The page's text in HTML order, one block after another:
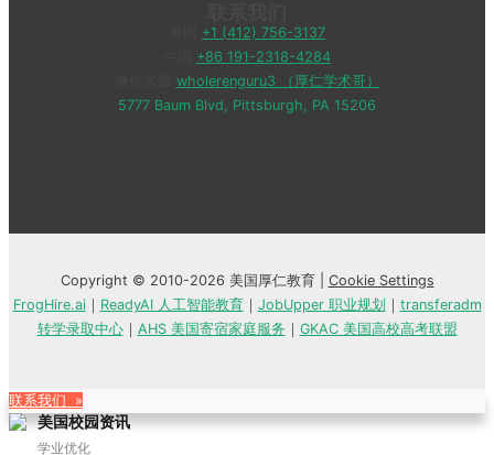
+1 (412) 756-3137
+86 191-2318-4284
wholerenguru3 （厚仁学术哥）
5777 Baum Blvd, Pittsburgh, PA 15206
Copyright © 2010-2026 美国厚仁教育 | Cookie Settings
FrogHire.ai｜ ReadyAI 人工智能教育｜ JobUpper 职业规划 ｜ transferadm
转学录取中心｜ AHS 美国寄宿家庭服务 ｜ GKAC 美国高校高考联盟
联系我们 »
美国校园资讯
学业优化